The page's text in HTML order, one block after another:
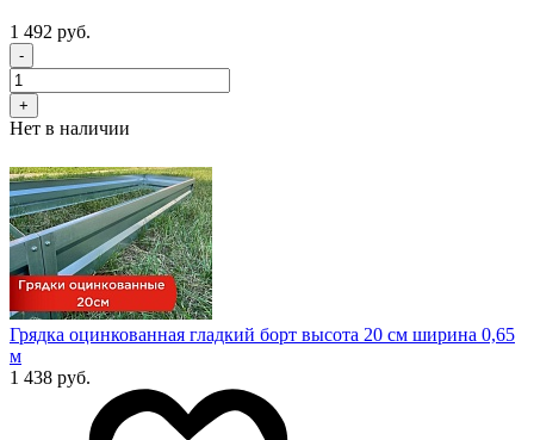
1 492 руб.
-
+
Нет в наличии
Грядка оцинкованная гладкий борт высота 20 см ширина 0,65
м
1 438 руб.